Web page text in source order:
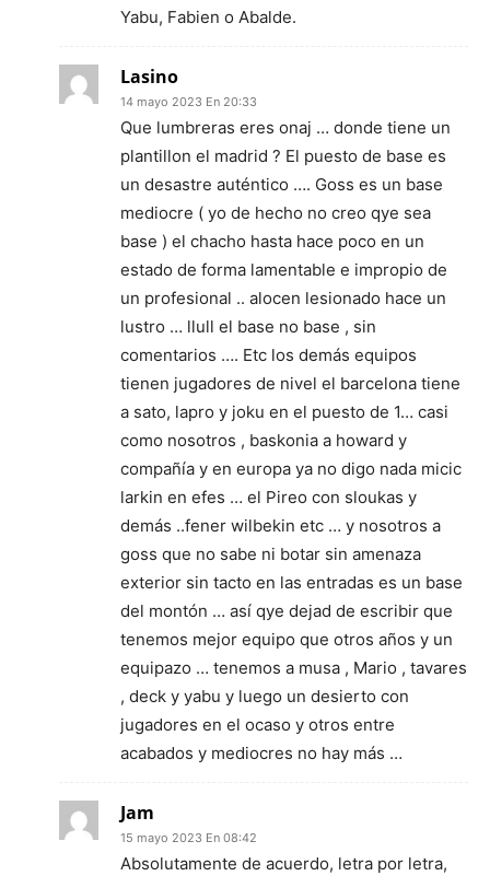
Yabu, Fabien o Abalde.
Lasino
14 mayo 2023 En 20:33
Que lumbreras eres onaj … donde tiene un
plantillon el madrid ? El puesto de base es
un desastre auténtico …. Goss es un base
mediocre ( yo de hecho no creo qye sea
base ) el chacho hasta hace poco en un
estado de forma lamentable e impropio de
un profesional .. alocen lesionado hace un
lustro … llull el base no base , sin
comentarios …. Etc los demás equipos
tienen jugadores de nivel el barcelona tiene
a sato, lapro y joku en el puesto de 1… casi
como nosotros , baskonia a howard y
compañía y en europa ya no digo nada micic
larkin en efes … el Pireo con sloukas y
demás ..fener wilbekin etc … y nosotros a
goss que no sabe ni botar sin amenaza
exterior sin tacto en las entradas es un base
del montón … así qye dejad de escribir que
tenemos mejor equipo que otros años y un
equipazo … tenemos a musa , Mario , tavares
, deck y yabu y luego un desierto con
jugadores en el ocaso y otros entre
acabados y mediocres no hay más …
Jam
15 mayo 2023 En 08:42
Absolutamente de acuerdo, letra por letra,